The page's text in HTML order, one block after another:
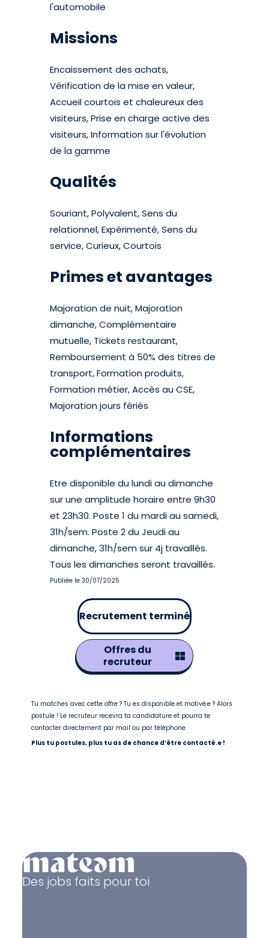
l'automobile
Missions
Encaissement des achats,
Vérification de la mise en valeur,
Accueil courtois et chaleureux des
visiteurs, Prise en charge active des
visiteurs, Information sur l'évolution
de la gamme
Qualités
Souriant, Polyvalent, Sens du
relationnel, Expérimenté, Sens du
service, Curieux, Courtois
Primes et avantages
Majoration de nuit, Majoration
dimanche, Complémentaire
mutuelle, Tickets restaurant,
Remboursement à 50% des titres de
transport, Formation produits,
Formation métier, Accès au CSE,
Majoration jours fériés
Informations
complémentaires
Etre disponible du lundi au dimanche
sur une amplitude horaire entre 9h30
et 23h30. Poste 1 du mardi au samedi,
31h/sem. Poste 2 du Jeudi au
dimanche, 31h/sem sur 4j travaillés.
Tous les dimanches seront travaillés.
Publiée le 30/07/2025
Recrutement terminé
Offres du
recruteur
Tu matches avec cette offre ? Tu es disponible et motivé.e ? Alors
postule ! Le recruteur recevra ta candidature et pourra te
contacter directement par mail ou par téléphone.
Plus tu postules, plus tu as de chance d’être contacté.e !
Des jobs faits pour toi